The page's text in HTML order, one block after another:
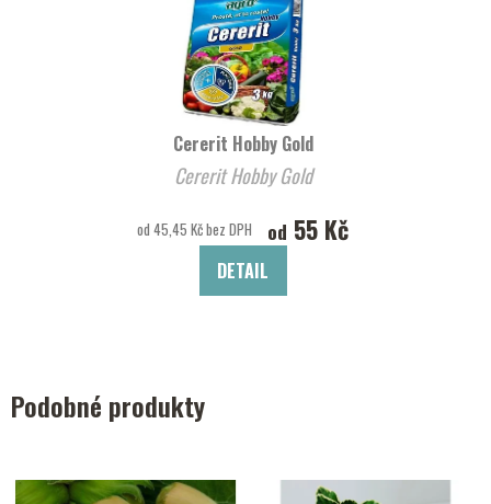
Cererit Hobby Gold
Cererit Hobby Gold
od 45,45 Kč bez DPH od 55 Kč
DETAIL
Podobné produkty